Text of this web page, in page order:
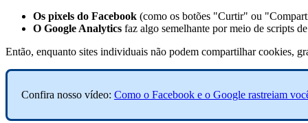
Os pixels do Facebook (como os botões "Curtir" ou
O Google Analytics faz algo semelhante por meio de scripts
Então, enquanto sites individuais não podem compartilhar cookies,
Confira nosso vídeo: Como o Facebook e o Google rastreiam